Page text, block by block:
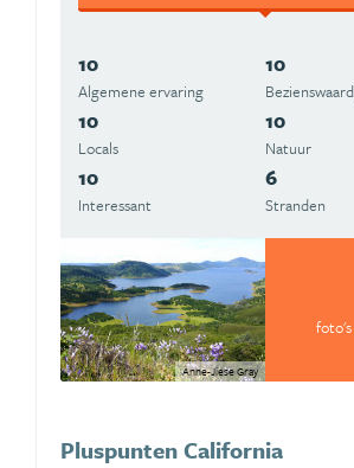
10
Algemene ervaring
10
10
Locals
10
Natuur
10
Interessant
6
Stranden
Anne-Jiese Gray
Pluspunten California